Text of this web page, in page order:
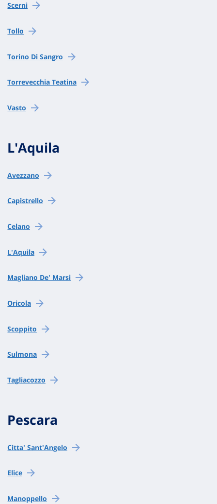
Scerni
Tollo
Torino Di Sangro
Torrevecchia Teatina
Vasto
L'Aquila
Avezzano
Capistrello
Celano
L'Aquila
Magliano De' Marsi
Oricola
Scoppito
Sulmona
Tagliacozzo
Pescara
Citta' Sant'Angelo
Elice
Manoppello